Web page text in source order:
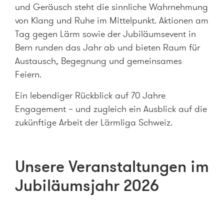
und Geräusch steht die sinnliche Wahrnehmung
von Klang und Ruhe im Mittelpunkt. Aktionen am
Tag gegen Lärm sowie der Jubiläumsevent in
Bern runden das Jahr ab und bieten Raum für
Austausch, Begegnung und gemeinsames
Feiern.
Ein lebendiger Rückblick auf 70 Jahre
Engagement – und zugleich ein Ausblick auf die
zukünftige Arbeit der Lärmliga Schweiz.
Unsere Veranstaltungen im
Jubiläumsjahr 2026